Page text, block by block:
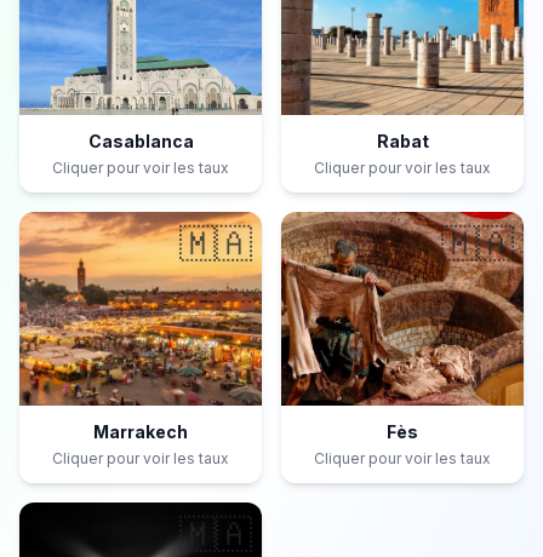
Casablanca
Cliquer pour voir les taux
Rabat
Cliquer pour voir les taux
🇲🇦
Marrakech
Cliquer pour voir les taux
🇲🇦
Fès
Cliquer pour voir les taux
🇲🇦